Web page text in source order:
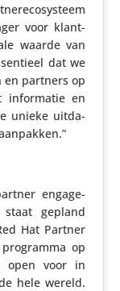
voor klant­
waarde van
dat we
en partners op
infor­matie en
unieke uitda­
enga­ge­
gepland
Hat Partner
op
open voor in
hele wereld.